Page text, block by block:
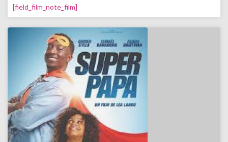
[field_film_note_film]